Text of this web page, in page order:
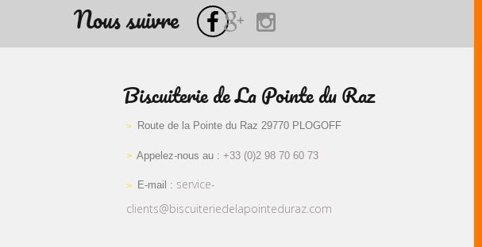
Nous suivre
Biscuiterie de La Pointe du Raz
Route de la Pointe du Raz 29770 PLOGOFF
Appelez-nous au : +33 (0)2 98 70 60 73
E-mail : service-
clients@biscuiteriedelapointeduraz.com